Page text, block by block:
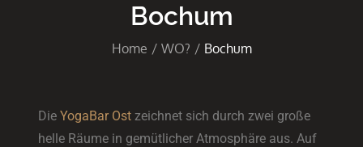
Bochum
Home WO? Bochum
DieYogaBar Ost zeichnet sich durch zwei große
helle Räume in gemütlicher Atmosphäre aus. Auf